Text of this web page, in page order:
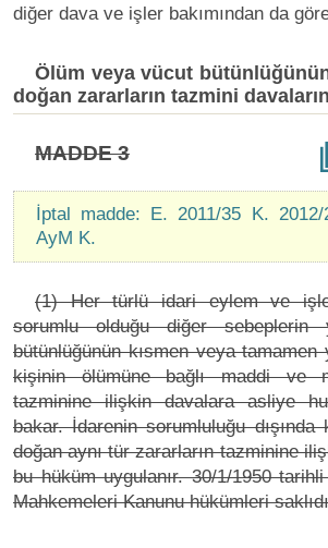
diğer dava ve işler bakımından da
Ölüm veya vücut
doğan zararların tazmini
MADDE 3
İptal madde: E. 2011/35 K.
AyM K.
(1) Her türlü idari eylem ve
sorumlu olduğu diğer sebeplerin
bütünlüğünün kısmen veya
kişinin ölümüne bağlı maddi ve
tazminine ilişkin davalara asliye
bakar. İdarenin sorumluluğu dışında
doğan aynı tür zararların tazminine
bu hüküm uygulanır. 30/1/1950
Mahkemeleri Kanunu hükümleri